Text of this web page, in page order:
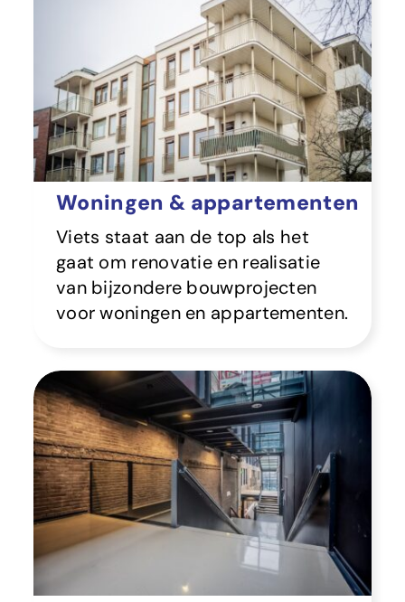
Woningen & appartementen
Viets staat aan de top als het
gaat om renovatie en realisatie
van bijzondere bouwprojecten
voor woningen en appartementen.